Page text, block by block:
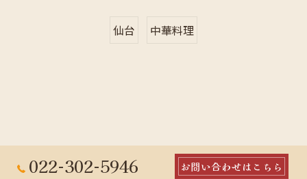
仙台 中華料理
022-302-5946 お問い合わせはこちら